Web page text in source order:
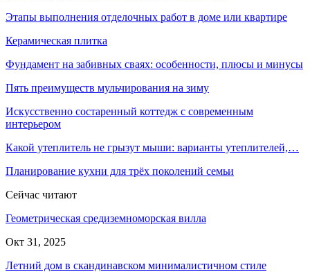
Этапы выполнения отделочных работ в доме или квартире
Керамическая плитка
Фундамент на забивных сваях: особенности, плюсы и минусы
Пять преимуществ мульчирования на зиму
Искусственно состаренный коттедж с современным
интерьером
Какой утеплитель не грызут мыши: варианты утеплителей,…
Планирование кухни для трёх поколений семьи
Сейчас читают
Геометрическая средиземноморская вилла
Окт 31, 2025
Летний дом в скандинавском минималистичном стиле